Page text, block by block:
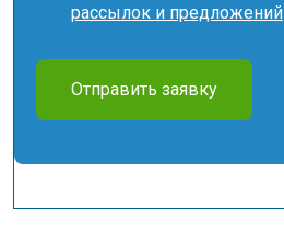
рассылок и предложений
Отправить заявку